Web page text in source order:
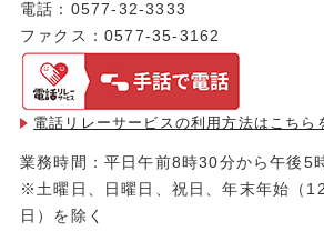
電話：0577-32-3333
ファクス：0577-35-3162
電話リレーサービスの利用方法は こちら
業務時間：平日午前8時30分から午後5
※土曜日、日曜日、祝日、年末年始（
日）を除く